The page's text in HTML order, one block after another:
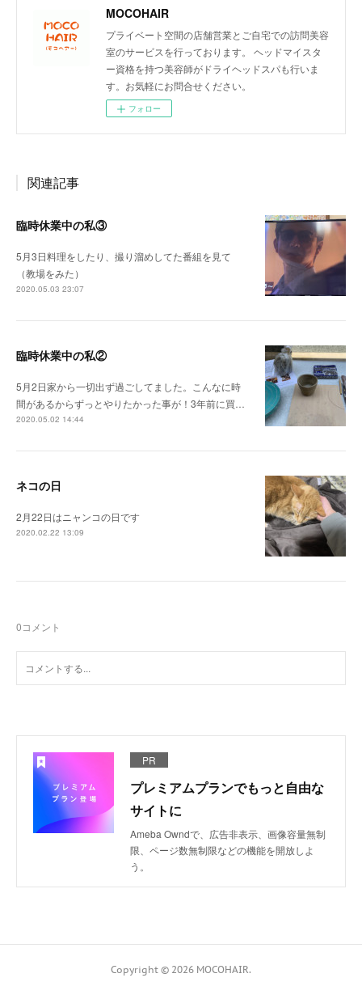
MOCOHAIR
プライベート空間の店舗営業とご自宅での訪問美容
室のサービスを行っております。 ヘッドマイスタ
ー資格を持つ美容師がドライヘッドスパも行いま
す。お気軽にお問合せください。
フォロー
関連記事
臨時休業中の私③
5月3日料理をしたり、撮り溜めしてた番組を見て
（教場をみた）
2020.05.03 23:07
臨時休業中の私②
5月2日家から一切出ず過ごしてました。こんなに時
間があるからずっとやりたかった事が！3年前に買…
2020.05.02 14:44
ネコの日
2月22日はニャンコの日です
2020.02.22 13:09
0コメント
PR
プレミアムプランでもっと自由な
サイトに
Ameba Owndで、広告非表示、画像容量無制
限、ページ数無制限などの機能を開放しよ
う。
Copyright © 2026 MOCOHAIR.